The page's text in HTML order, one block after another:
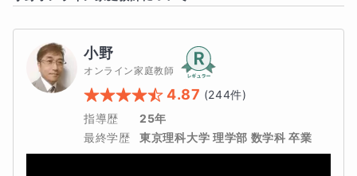
などが主な特徴です。
・不登校で、ほとんど勉強が進まない…
・学習障害で、勉強の効率が悪い…
・帰国子女で、やる事が多すぎる…
無料学習相談＆体験学習で、お気軽にご相談ください。
いつもありがとうございます。
小６女子
・ピアノと算数の「才能」を双方向に開花　小３女子
・知的好奇心が向上。「大人顔負けの歴史通に」 小4男
・「将来の医師」という夢に向かって急成長　小5男子
・中１女子が「２学年上」の中３数学に挑戦中　中1女
１人１人の才能や潜在能力を上手く伸ばせないことにジ
その後試行錯誤を繰り返し、今は「これだ！」というメ
ソッドを確立し、
「子どもの笑顔が増えました！」「期待以上の成績にな
りました！」など
全国からたくさんの嬉しいご感想を頂いております。
小野
オンライン家庭教師
4.87 (244件)
指導歴
25年
最終学歴
東京理科大学 理学部 数学科 卒業